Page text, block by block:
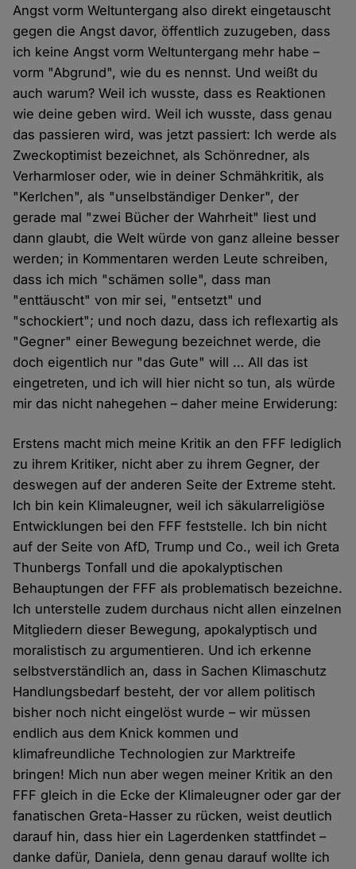
Angst vorm Weltuntergang also direkt eingetauscht
gegen die Angst davor, öffentlich zuzugeben, dass
ich keine Angst vorm Weltuntergang mehr habe –
vorm "Abgrund", wie du es nennst. Und weißt du
auch warum? Weil ich wusste, dass es Reaktionen
wie deine geben wird. Weil ich wusste, dass genau
das passieren wird, was jetzt passiert: Ich werde als
Zweckoptimist bezeichnet, als Schönredner, als
Verharmloser oder, wie in deiner Schmähkritik, als
"Kerlchen", als "unselbständiger Denker", der
gerade mal "zwei Bücher der Wahrheit" liest und
dann glaubt, die Welt würde von ganz alleine besser
werden; in Kommentaren werden Leute schreiben,
dass ich mich "schämen solle", dass man
"enttäuscht" von mir sei, "entsetzt" und
"schockiert"; und noch dazu, dass ich reflexartig als
"Gegner" einer Bewegung bezeichnet werde, die
doch eigentlich nur "das Gute" will … All das ist
eingetreten, und ich will hier nicht so tun, als würde
mir das nicht nahegehen – daher meine Erwiderung:
Erstens macht mich meine Kritik an den FFF lediglich
zu ihrem Kritiker, nicht aber zu ihrem Gegner, der
deswegen auf der anderen Seite der Extreme steht.
Ich bin kein Klimaleugner, weil ich säkularreligiöse
Entwicklungen bei den FFF feststelle. Ich bin nicht
auf der Seite von AfD, Trump und Co., weil ich Greta
Thunbergs Tonfall und die apokalyptischen
Behauptungen der FFF als problematisch bezeichne.
Ich unterstelle zudem durchaus nicht allen einzelnen
Mitgliedern dieser Bewegung, apokalyptisch und
moralistisch zu argumentieren. Und ich erkenne
selbstverständlich an, dass in Sachen Klimaschutz
Handlungsbedarf besteht, der vor allem politisch
bisher noch nicht eingelöst wurde – wir müssen
endlich aus dem Knick kommen und
klimafreundliche Technologien zur Marktreife
bringen! Mich nun aber wegen meiner Kritik an den
FFF gleich in die Ecke der Klimaleugner oder gar der
fanatischen Greta-Hasser zu rücken, weist deutlich
darauf hin, dass hier ein Lagerdenken stattfindet –
danke dafür, Daniela, denn genau darauf wollte ich